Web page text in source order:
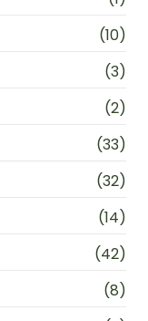
(10)
(3)
(2)
(33)
(32)
(14)
(42)
(8)